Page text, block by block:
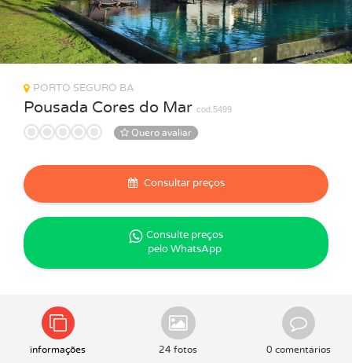
Pousada Cores do Mar cod.5499
PORTO SEGURO BA
Quero avaliar
Consultar preços
Consulte preços
pelo WhatsApp
informações 24 fotos 0 comentários